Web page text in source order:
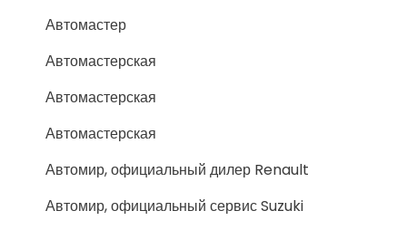
Автомастер
Автомастерская
Автомастерская
Автомастерская
Автомир, официальный дилер Renault
Автомир, официальный сервис Suzuki